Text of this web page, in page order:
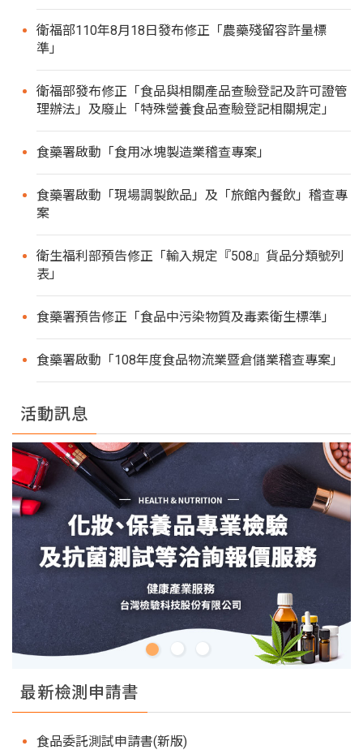
衛福部110年8月18日發布修正「農藥殘留容許量標
準」
衛福部發布修正「食品與相關產品查驗登記及許可證管
理辦法」及廢止「特殊營養食品查驗登記相關規定」
食藥署啟動「食用冰塊製造業稽查專案」
食藥署啟動「現場調製飲品」及「旅館內餐飲」稽查專
案
衛生福利部預告修正「輸入規定『508』貨品分類號列
表」
食藥署預告修正「食品中污染物質及毒素衛生標準」
食藥署啟動「108年度食品物流業暨倉儲業稽查專案」
活動訊息
最新檢測申請書
食品委託測試申請書(新版)